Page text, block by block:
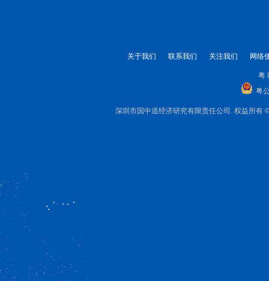
关于我们 联系我们 关注我们 网络
粤
粤
深圳市国中道经济研究有限责任公司. 权益所